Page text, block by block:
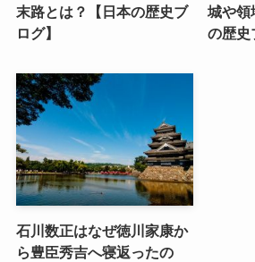
末路とは？【日本の歴史ブ
ログ】
城や領
の歴史
石川数正はなぜ徳川家康か
ら豊臣秀吉へ寝返ったの